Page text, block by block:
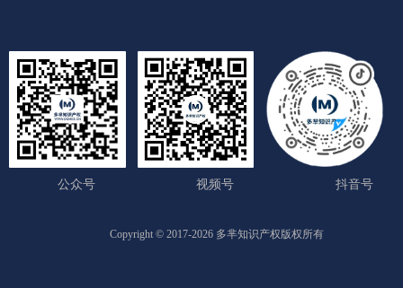
公众号 视频号 抖音号
Copyright © 2017-2026 多芈知识产权版权所有